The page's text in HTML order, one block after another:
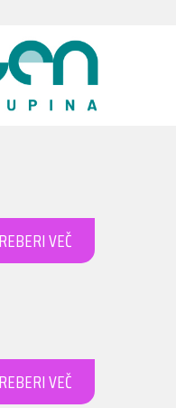
VEČ
VEČ